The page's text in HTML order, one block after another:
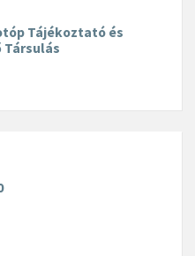
Tájékoztató és
Társulás